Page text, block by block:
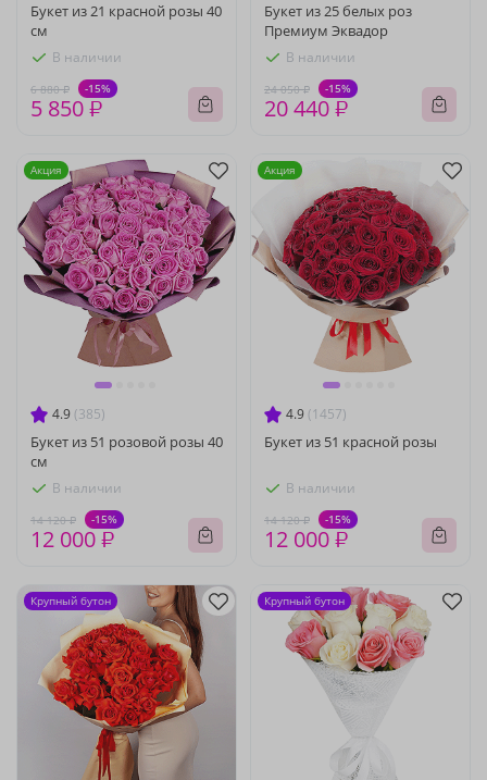
Букет из 21 красной розы 40
см
В наличии
6 880 ₽ -15%
5 850 ₽
Букет из 25 белых роз
Премиум Эквадор
В наличии
24 050 ₽ -15%
20 440 ₽
4.9 (385)
Букет из 51 розовой розы 40
см
В наличии
14 120 ₽ -15%
12 000 ₽
Акция
4.9 (1457)
Букет из 51 красной розы
В наличии
14 120 ₽ -15%
12 000 ₽
Акция
Крупный бутон Крупный бутон